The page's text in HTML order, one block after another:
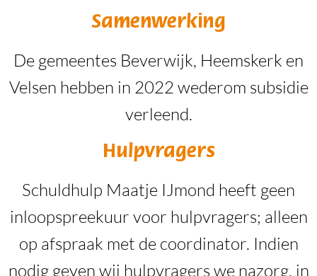
Samenwerking
De gemeentes Beverwijk, Heemskerk en
Velsen hebben in 2022 wederom subsidie
verleend.
Hulpvragers
Schuldhulp Maatje IJmond heeft geen
inloopspreekuur voor hulpvragers; alleen
op afspraak met de coordinator. Indien
nodig geven wij hulpvragers we nazorg, in